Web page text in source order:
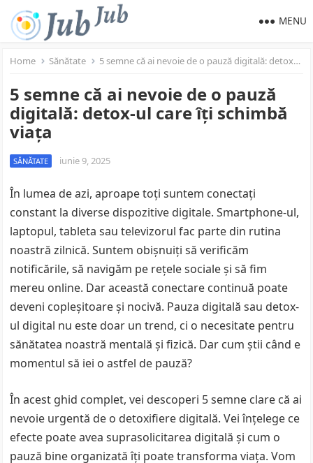
MENU
Home Sănătate 5 semne că ai nevoie de o pauză digitală: detox-ul care îți schimbă viața
5 semne că ai nevoie de o pauză
digitală: detox-ul care îți schimbă
viața
SĂNĂTATE iunie 9, 2025
În lumea de azi, aproape toți suntem conectați
constant la diverse dispozitive digitale. Smartphone-ul,
laptopul, tableta sau televizorul fac parte din rutina
noastră zilnică. Suntem obișnuiți să verificăm
notificările, să navigăm pe rețele sociale și să fim
mereu online. Dar această conectare continuă poate
deveni copleșitoare și nocivă. Pauza digitală sau detox-
ul digital nu este doar un trend, ci o necesitate pentru
sănătatea noastră mentală și fizică. Dar cum știi când e
momentul să iei o astfel de pauză?
În acest ghid complet, vei descoperi 5 semne clare că ai
nevoie urgentă de o detoxifiere digitală. Vei înțelege ce
efecte poate avea suprasolicitarea digitală și cum o
pauză bine organizată îți poate transforma viața. Vom